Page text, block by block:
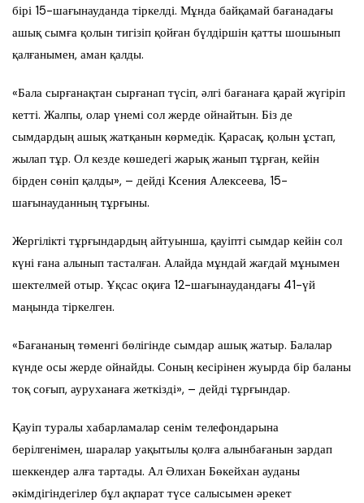
бірі 15-шағынауданда тіркелді. Мұнда байқамай бағанадағы
ашық сымға қолын тигізіп қойған бүлдіршін қатты шошынып
қалғанымен, аман қалды.
«Бала сырғанақтан сырғанап түсіп, әлгі бағанаға қарай жүгіріп
кетті. Жалпы, олар үнемі сол жерде ойнайтын. Біз де
сымдардың ашық жатқанын көрмедік. Қарасақ, қолын ұстап,
жылап тұр. Ол кезде көшедегі жарық жанып тұрған, кейін
бірден сөніп қалды», – дейді Ксения Алексеева, 15-
шағынауданның тұрғыны.
Жергілікті тұрғындардың айтуынша, қауіпті сымдар кейін сол
күні ғана алынып тасталған. Алайда мұндай жағдай мұнымен
шектелмей отыр. Ұқсас оқиға 12-шағынаудандағы 41-үй
маңында тіркелген.
«Бағананың төменгі бөлігінде сымдар ашық жатыр. Балалар
күнде осы жерде ойнайды. Соның кесірінен жуырда бір баланы
тоқ соғып, ауруханаға жеткізді», – дейді тұрғындар.
Қауіп туралы хабарламалар сенім телефондарына
берілгенімен, шаралар уақытылы қолға алынбағанын зардап
шеккендер алға тартады. Ал Әлихан Бөкейхан ауданы
әкімдігіндегілер бұл ақпарат түсе салысымен әрекет